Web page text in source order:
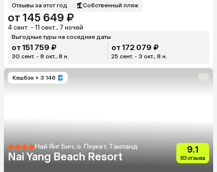
Отзывы за этот год Собственный пляж
от 145 649 ₽
4 сент. - 11 сент., 7 ночей
Выгодные туры на соседние даты
от 151 759 ₽
30 сент. - 8 окт., 8 н.
от 172 079 ₽
25 сент. - 3 окт., 8 н.
Кешбэк + 3 146
Най Янг Бич, о. Пхукет, Таиланд
Nai Yang Beach Resort
9.1
83 отзыва